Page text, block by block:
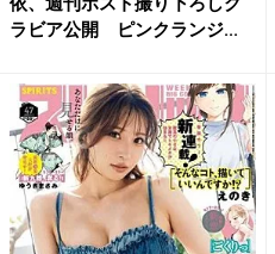
ラビア公開 ピンクランジ...